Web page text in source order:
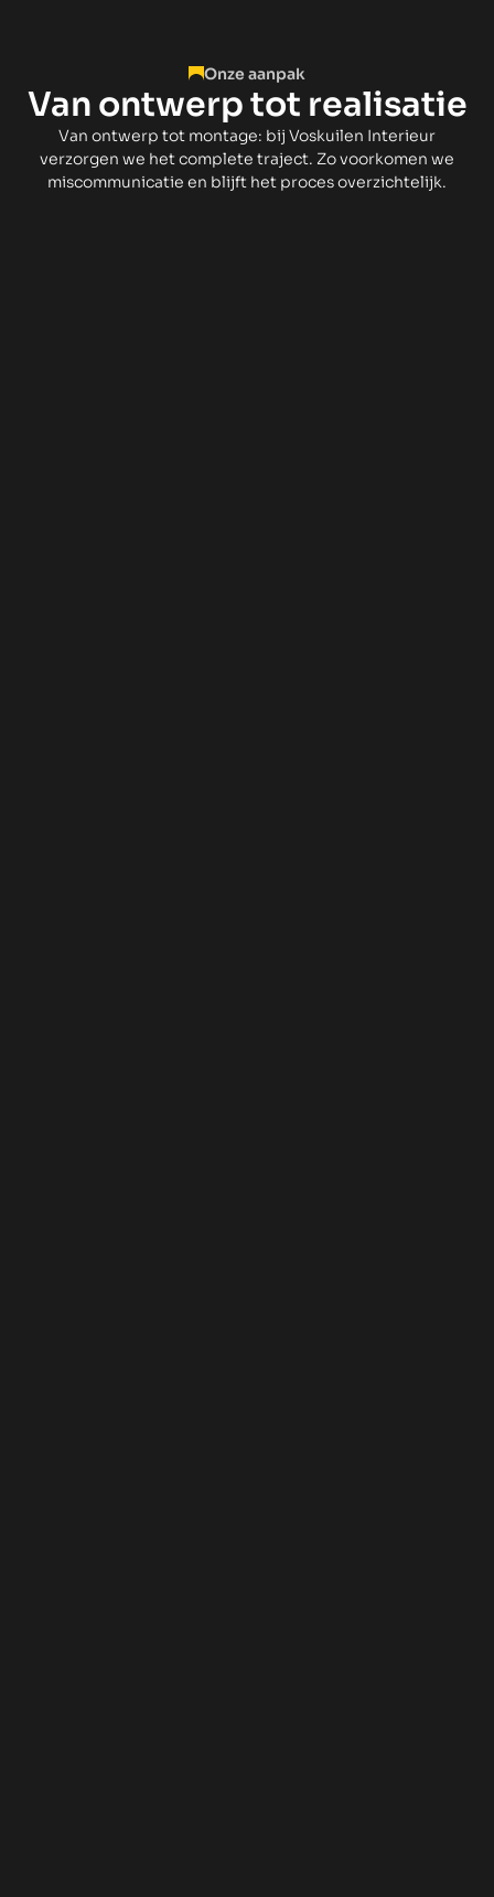
Onze aanpak
Van ontwerp tot realisatie
Van ontwerp tot montage: bij Voskuilen Interieur
verzorgen we het complete traject. Zo voorkomen we
miscommunicatie en blijft het proces overzichtelijk.